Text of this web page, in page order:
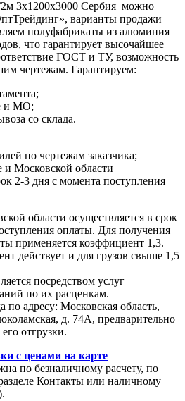
3х1200х3000 Сербия можно
варианты продажи —
полуфабрикаты из алюминия
что гарантирует высочайшее
ГОСТ и ТУ, возможность
чертежам. Гарантируем:
и МО;
со склада.
по чертежам заказчика;
Московской области
2-3 дня с момента поступления
области осуществляется в срок
оплаты. Для получения
применяется коэффициент 1,3.
действует и для грузов свыше 1,5
посредством услуг
по их расценкам.
по адресу: Московская область,
д. 74А, предварительно
отгрузки.
с ценами на карте
по безналичному расчету, по
Контакты или наличному